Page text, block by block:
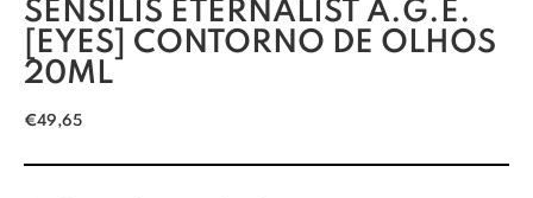
SENSILIS ETERNALIST A.G.E.
[EYES] CONTORNO DE OLHOS
20ML
€49,65